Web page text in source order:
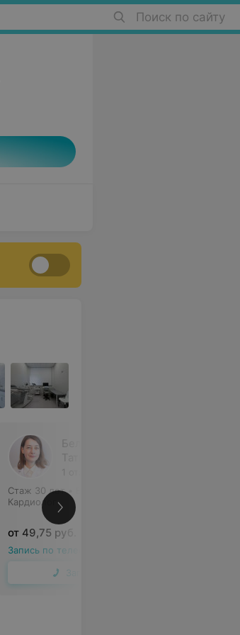
Поиск по сайту
Белоус
Татьяна Мироновна
1 отзыв
Стаж 30 лет•
Кардиолог
от 49,75 руб.
Запись по телефону
Записаться